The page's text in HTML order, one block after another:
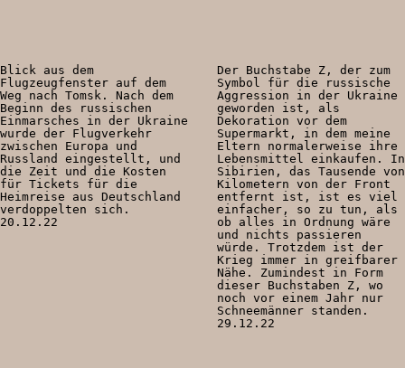
Blick aus dem
Flugzeugfenster auf dem
Weg nach Tomsk. Nach dem
Beginn des russischen
Einmarsches in der Ukraine
wurde der Flugverkehr
zwischen Europa und
Russland eingestellt, und
die Zeit und die Kosten
für Tickets für die
Heimreise aus Deutschland
verdoppelten sich.
20.12.22
Der Buchstabe Z, der zum
Symbol für die russische
Aggression in der Ukraine
geworden ist, als
Dekoration vor dem
Supermarkt, in dem meine
Eltern normalerweise ihre
Lebensmittel einkaufen. In
Sibirien, das Tausende von
Kilometern von der Front
entfernt ist, ist es viel
einfacher, so zu tun, als
ob alles in Ordnung wäre
und nichts passieren
würde. Trotzdem ist der
Krieg immer in greifbarer
Nähe. Zumindest in Form
dieser Buchstaben Z, wo
noch vor einem Jahr nur
Schneemänner standen.
29.12.22